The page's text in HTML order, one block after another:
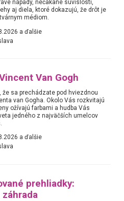
nápady, nečakané súvislosti,
aj diela, ktoré dokazujú, že drôt je
médiom.
a ďalšie
Van Gogh
že sa prechádzate pod hviezdnou
van Gogha. Okolo Vás rozkvitajú
ožívajú farbami a hudba Vás
jedného z najväčších umelcov
a ďalšie
prehliadky:
záhrada